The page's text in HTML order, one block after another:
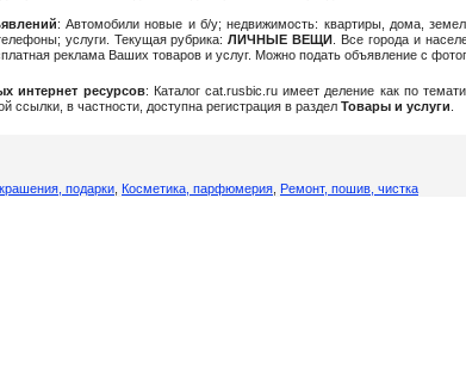
: Автомобили новые и б/у; недвижимость: квартиры, дома,
услуги. Текущая рубрика:ЛИЧНЫЕ ВЕЩИ . Все города и
реклама Ваших товаров и услуг. Можно подать объявление c
интернет ресурсов: Каталог cat.rusbic.ru имеет деление как по
ссылки, в частности, доступна регистрация в раздел Товары и услуги
подарки Косметика, парфюмерия Ремонт, пошив, чистка